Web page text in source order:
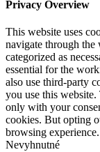
Privacy Overview
This website uses
navigate through the
categorized as
essential for the
also use third-party
you use this
only with your
cookies. But opting
browsing experience.
Nevyhnutné